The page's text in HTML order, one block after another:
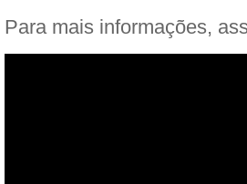
Para mais informações,